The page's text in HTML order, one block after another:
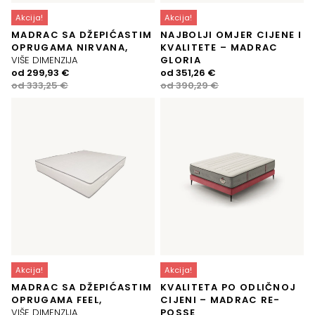
Akcija!
MADRAC SA DŽEPIĆASTIM
OPRUGAMA NIRVANA,
VIŠE DIMENZIJA
od333,25€
Izvorna
cijena
od 299,93 €
Trenutna
cijena
Akcija!
NAJBOLJI OMJER CIJENE I
KVALITETE – MADRAC
GLORIA
od390,29€
Izvorna
cijena
od 351,26 €
Trenutna
cijena
Akcija!
MADRAC SA DŽEPIĆASTIM
OPRUGAMA FEEL,
Akcija!
KVALITETA PO ODLIČNOJ
CIJENI – MADRAC RE-